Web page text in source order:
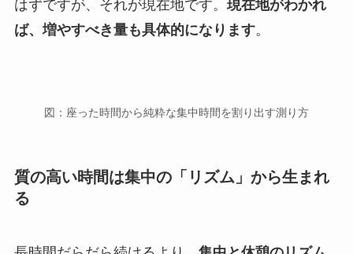
はずですが、それが現在地です。 現在地がわかれ
ば、増やすべき量も具体的になります。
図：座った時間から純粋な集中時間を割り出す測り方
質の高い時間は集中の「リズム」から生まれ
る